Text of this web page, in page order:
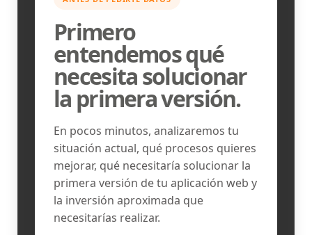
Primero
entendemos qué
necesita solucionar
la primera versión.
En pocos minutos, analizaremos tu
situación actual, qué procesos quieres
mejorar, qué necesitaría solucionar la
primera versión de tu aplicación web y
la inversión aproximada que
necesitarías realizar.